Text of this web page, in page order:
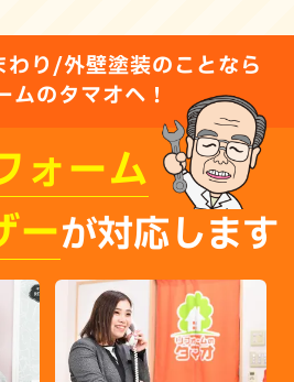
わり/外壁塗装のことなら
ムのタマオへ！
ォーム
ーが対応します